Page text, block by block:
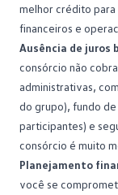
melhor crédito para
financeiros e
Ausência de juros
consórcio não
administrativas,
do grupo), fundo
participantes) e
consórcio é muito
Planejamento
você se